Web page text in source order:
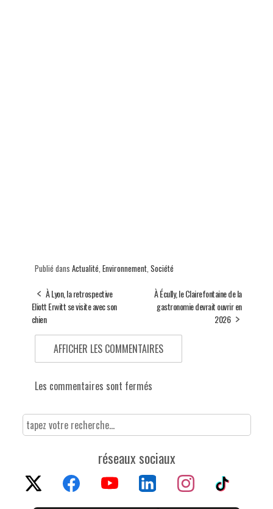
Publié dans Actualité, Environnement, Société
À Lyon, la retrospective
Eliott Erwitt se visite avec son
chien
À Écully, le Clairefontaine de la
gastronomie devrait ouvrir en
2026
AFFICHER LES COMMENTAIRES
Les commentaires sont fermés
réseaux sociaux